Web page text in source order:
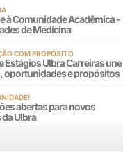
à Comunidade Acadêmica -
de Medicina
COM PROPÓSITO
Estágios Ulbra Carreiras une
oportunidades e propósitos
abertas para novos
Ulbra